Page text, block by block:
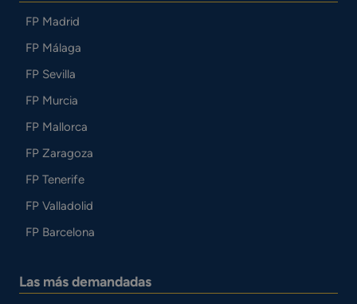
FP Madrid
FP Málaga
FP Sevilla
FP Murcia
FP Mallorca
FP Zaragoza
FP Tenerife
FP Valladolid
FP Barcelona
Las más demandadas